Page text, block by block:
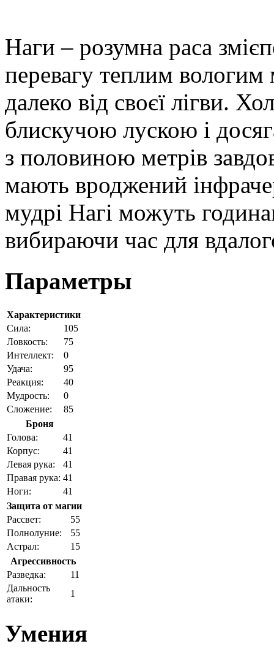
Наги – розумна раса
перевагу теплим вологим
далеко від своєї лігви.
блискучою лускою і
з половиною метрів
мають вроджений
мудрі Нагі можуть
вибираючи час для
Параметры
Характеристики
Cила:
105
Ловкость:
75
Интеллект:
0
Удача:
95
Реакция:
40
Мудрость:
0
Сложение:
85
Броня
Голова:
41
Корпус:
41
Левая рука:
41
Правая рука: 41
Ноги:
41
Защита от магии
Рассвет:
55
Полнолуние:
55
Астрал:
15
Агрессивность
Разведка:
11
Дальность
атаки:
1
Умения